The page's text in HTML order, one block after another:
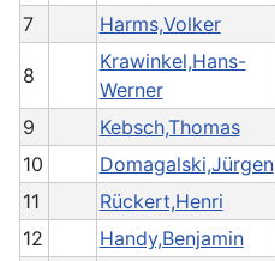
7
Harms,Volker
8
Krawinkel,Hans-
Werner
9 Kebsch,Thomas
10
Domagalski,Jürgen
11
Rückert,Henri
12
Handy,Benjamin